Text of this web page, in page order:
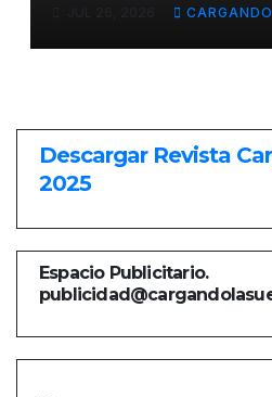
FERIA DE
Descargar Revista
2025
Espacio Publicitario.